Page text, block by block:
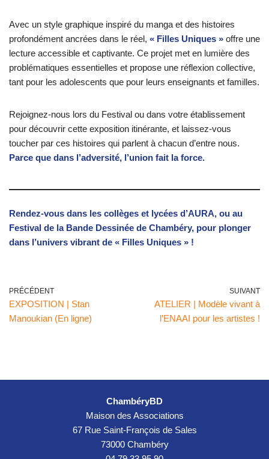
Avec un style graphique inspiré du manga et des histoires
profondément ancrées dans le réel, « Filles Uniques » offre une
lecture accessible et captivante. Ce projet met en lumière des
problématiques essentielles et propose une réflexion collective,
tant pour les adolescents que pour leurs enseignants et familles.
Rejoignez-nous lors du Festival ou dans votre établissement
pour découvrir cette exposition itinérante, et laissez-vous
toucher par ces histoires qui parlent à chacun d’entre nous.
Parce que dans l’adversité, l’union fait la force.
Rendez-vous dans les collèges et lycées d’AURA, ou au
Festival de la Bande Dessinée de Chambéry, pour plonger
dans l’univers vibrant de « Filles Uniques » !
PRÉCÉDENT
EXPOSITION | Stan
Manoukian (En ligne)
SUIVANT
ATELIER | Modèle vivant à
l’ENAAI pour les artistes !
ChambéryBD
Maison des Associations
67 Rue Saint-François de Sales
73000 Chambéry